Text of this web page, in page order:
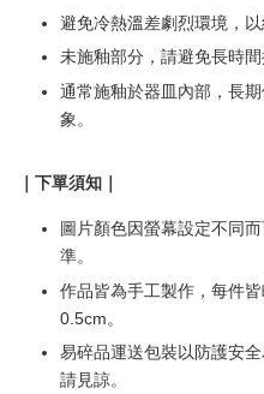
避免冷熱溫差劇烈環境，以
未施釉部分，請避免長時
通常施釉於器皿內部，長
象。
｜下單須知｜
圖片顏色因螢幕設定不同
準。
作品皆為手工製作，每件
0.5cm。
易碎品運送包裝以防護安
請見諒。